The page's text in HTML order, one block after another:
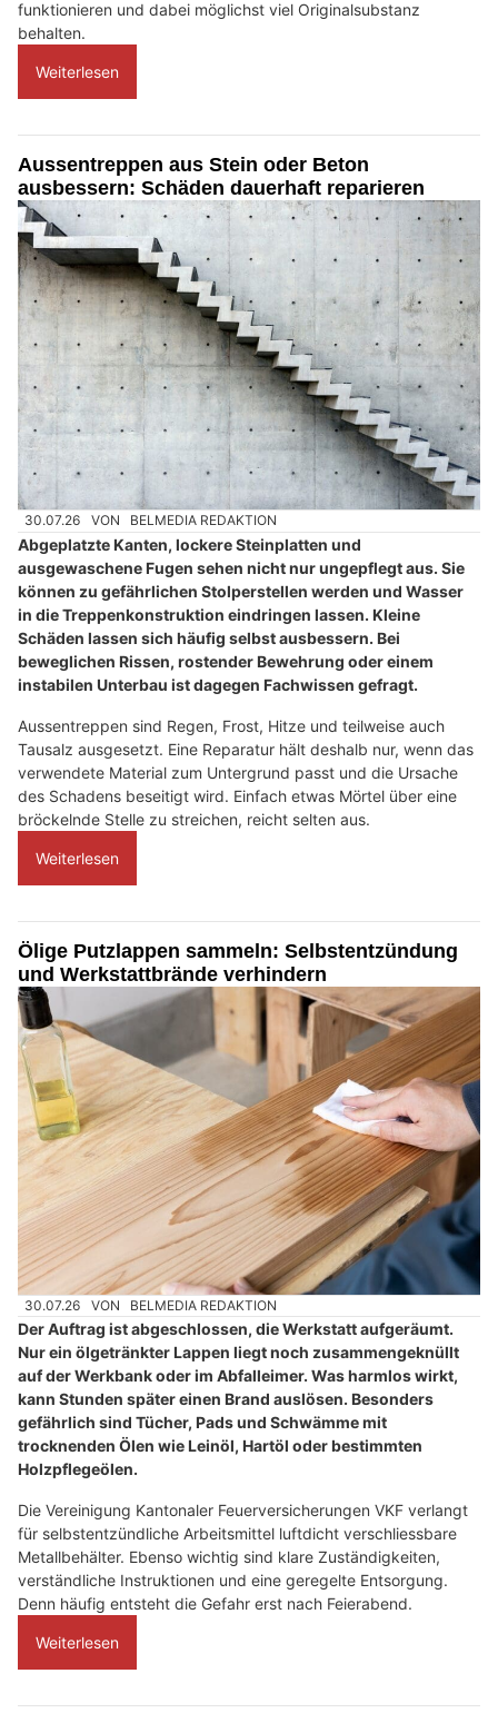
funktionieren und dabei möglichst viel Originalsubstanz
behalten.
Weiterlesen
Aussentreppen aus Stein oder Beton
ausbessern: Schäden dauerhaft reparieren
30.07.26 VON BELMEDIA REDAKTION
Abgeplatzte Kanten, lockere Steinplatten und
ausgewaschene Fugen sehen nicht nur ungepflegt aus. Sie
können zu gefährlichen Stolperstellen werden und Wasser
in die Treppenkonstruktion eindringen lassen. Kleine
Schäden lassen sich häufig selbst ausbessern. Bei
beweglichen Rissen, rostender Bewehrung oder einem
instabilen Unterbau ist dagegen Fachwissen gefragt.
Aussentreppen sind Regen, Frost, Hitze und teilweise auch
Tausalz ausgesetzt. Eine Reparatur hält deshalb nur, wenn das
verwendete Material zum Untergrund passt und die Ursache
des Schadens beseitigt wird. Einfach etwas Mörtel über eine
bröckelnde Stelle zu streichen, reicht selten aus.
Weiterlesen
Ölige Putzlappen sammeln: Selbstentzündung
und Werkstattbrände verhindern
30.07.26 VON BELMEDIA REDAKTION
Der Auftrag ist abgeschlossen, die Werkstatt aufgeräumt.
Nur ein ölgetränkter Lappen liegt noch zusammengeknüllt
auf der Werkbank oder im Abfalleimer. Was harmlos wirkt,
kann Stunden später einen Brand auslösen. Besonders
gefährlich sind Tücher, Pads und Schwämme mit
trocknenden Ölen wie Leinöl, Hartöl oder bestimmten
Holzpflegeölen.
Die Vereinigung Kantonaler Feuerversicherungen VKF verlangt
für selbstentzündliche Arbeitsmittel luftdicht verschliessbare
Metallbehälter. Ebenso wichtig sind klare Zuständigkeiten,
verständliche Instruktionen und eine geregelte Entsorgung.
Denn häufig entsteht die Gefahr erst nach Feierabend.
Weiterlesen